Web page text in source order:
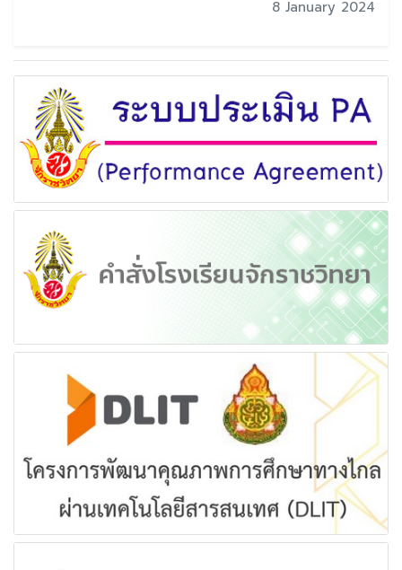
8 January 2024